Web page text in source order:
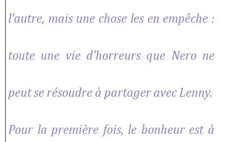
l’autre, mais une chose les en empêche :
toute une vie d’horreurs que Nero ne
peut se résoudre à partager avec Lenny.
Pour la première fois, le bonheur est à